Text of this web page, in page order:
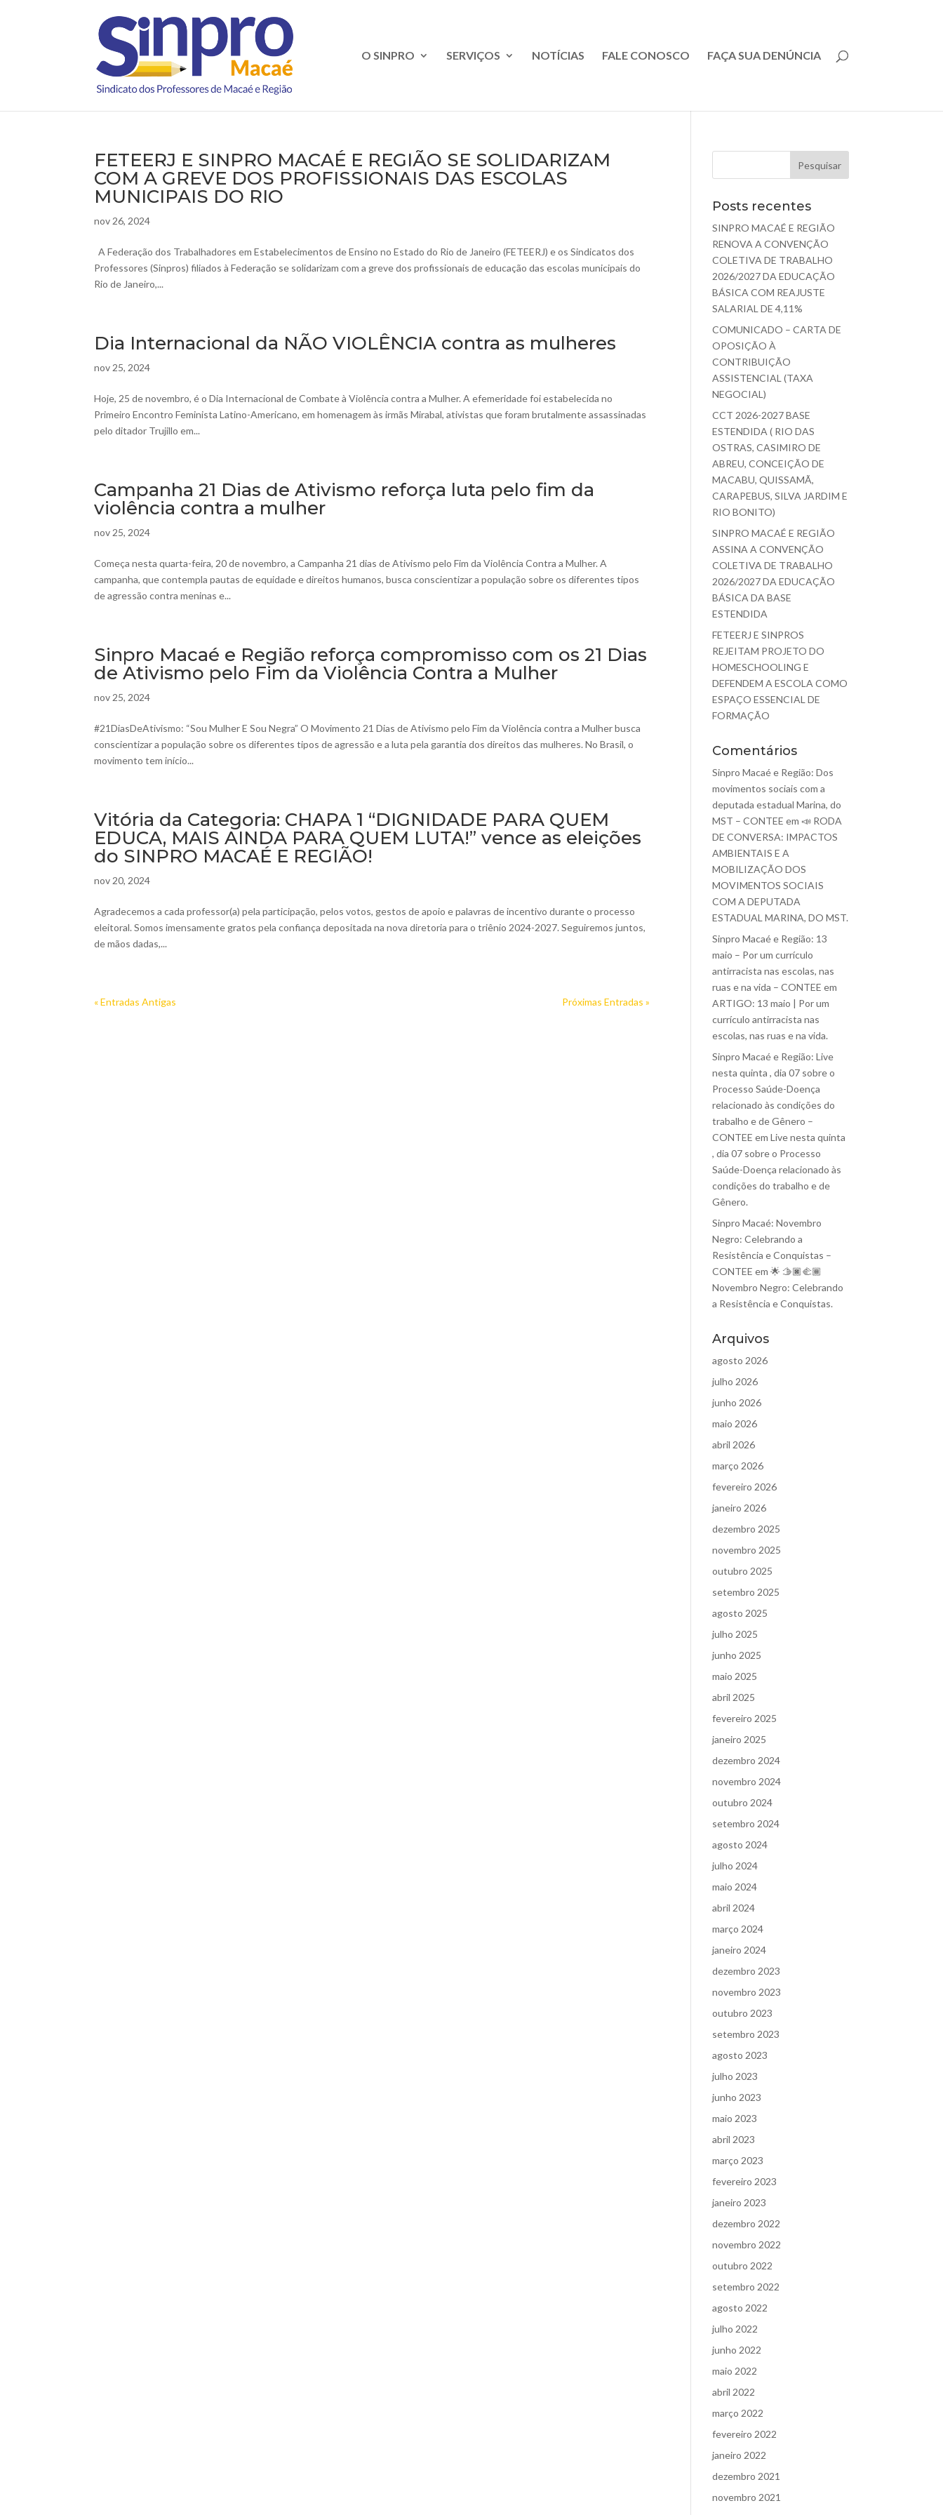
O SINPRO SERVIÇOS NOTÍCIAS FALE CONOSCO FAÇA SUA DENÚNCIA
FETEERJ E SINPRO MACAÉ E REGIÃO SE SOLIDARIZAM
COM A GREVE DOS PROFISSIONAIS DAS ESCOLAS
MUNICIPAIS DO RIO
nov 26, 2024
A Federação dos Trabalhadores em Estabelecimentos de Ensino no Estado do Rio de Janeiro (FETEERJ) e os Sindicatos dos
Professores (Sinpros) filiados à Federação se solidarizam com a greve dos profissionais de educação das escolas municipais do
Rio de Janeiro,...
Dia Internacional da NÃO VIOLÊNCIA contra as mulheres
nov 25, 2024
Hoje, 25 de novembro, é o Dia Internacional de Combate à Violência contra a Mulher. A efemeridade foi estabelecida no
Primeiro Encontro Feminista Latino-Americano, em homenagem às irmãs Mirabal, ativistas que foram brutalmente assassinadas
pelo ditador Trujillo em...
Campanha 21 Dias de Ativismo reforça luta pelo fim da
violência contra a mulher
nov 25, 2024
Começa nesta quarta-feira, 20 de novembro, a Campanha 21 dias de Ativismo pelo Fim da Violência Contra a Mulher. A
campanha, que contempla pautas de equidade e direitos humanos, busca conscientizar a população sobre os diferentes tipos
de agressão contra meninas e...
Sinpro Macaé e Região reforça compromisso com os 21 Dias
de Ativismo pelo Fim da Violência Contra a Mulher
nov 25, 2024
#21DiasDeAtivismo: “Sou Mulher E Sou Negra” O Movimento 21 Dias de Ativismo pelo Fim da Violência contra a Mulher busca
conscientizar a população sobre os diferentes tipos de agressão e a luta pela garantia dos direitos das mulheres. No Brasil, o
movimento tem início...
Vitória da Categoria: CHAPA 1 “DIGNIDADE PARA QUEM
EDUCA, MAIS AINDA PARA QUEM LUTA!” vence as eleições
do SINPRO MACAÉ E REGIÃO!
nov 20, 2024
Agradecemos a cada professor(a) pela participação, pelos votos, gestos de apoio e palavras de incentivo durante o processo
eleitoral. Somos imensamente gratos pela confiança depositada na nova diretoria para o triênio 2024-2027. Seguiremos juntos,
de mãos dadas,...
« Entradas Antigas Próximas Entradas »
Posts recentes
SINPRO MACAÉ E REGIÃO
RENOVA A CONVENÇÃO
COLETIVA DE TRABALHO
2026/2027 DA EDUCAÇÃO
BÁSICA COM REAJUSTE
SALARIAL DE 4,11%
COMUNICADO – CARTA DE
OPOSIÇÃO À
CONTRIBUIÇÃO
ASSISTENCIAL (TAXA
NEGOCIAL)
CCT 2026-2027 BASE
ESTENDIDA ( RIO DAS
OSTRAS, CASIMIRO DE
ABREU, CONCEIÇÃO DE
MACABU, QUISSAMÃ,
CARAPEBUS, SILVA JARDIM E
RIO BONITO)
SINPRO MACAÉ E REGIÃO
ASSINA A CONVENÇÃO
COLETIVA DE TRABALHO
2026/2027 DA EDUCAÇÃO
BÁSICA DA BASE
ESTENDIDA
FETEERJ E SINPROS
REJEITAM PROJETO DO
HOMESCHOOLING E
DEFENDEM A ESCOLA COMO
ESPAÇO ESSENCIAL DE
FORMAÇÃO
Comentários
Sinpro Macaé e Região: Dos
movimentos sociais com a
deputada estadual Marina, do
MST – CONTEE em 📣 RODA
DE CONVERSA: IMPACTOS
AMBIENTAIS E A
MOBILIZAÇÃO DOS
MOVIMENTOS SOCIAIS
COM A DEPUTADA
ESTADUAL MARINA, DO MST.
Sinpro Macaé e Região: 13
maio – Por um currículo
antirracista nas escolas, nas
ruas e na vida – CONTEE em
ARTIGO: 13 maio | Por um
currículo antirracista nas
escolas, nas ruas e na vida.
Sinpro Macaé e Região: Live
nesta quinta , dia 07 sobre o
Processo Saúde-Doença
relacionado às condições do
trabalho e de Gênero –
CONTEE emLive nesta quinta
, dia 07 sobre o Processo
Saúde-Doença relacionado às
condições do trabalho e de
Gênero.
Sinpro Macaé: Novembro
Negro: Celebrando a
Resistência e Conquistas –
CONTEE em🌟 🫱🏿‍🫲🏾
Novembro Negro: Celebrando
a Resistência e Conquistas.
Arquivos
agosto 2026
julho 2026
junho 2026
maio 2026
abril 2026
março 2026
fevereiro 2026
janeiro 2026
dezembro 2025
novembro 2025
outubro 2025
setembro 2025
agosto 2025
julho 2025
junho 2025
maio 2025
abril 2025
fevereiro 2025
janeiro 2025
dezembro 2024
novembro 2024
outubro 2024
setembro 2024
agosto 2024
julho 2024
maio 2024
abril 2024
março 2024
janeiro 2024
dezembro 2023
novembro 2023
outubro 2023
setembro 2023
agosto 2023
julho 2023
junho 2023
maio 2023
abril 2023
março 2023
fevereiro 2023
janeiro 2023
dezembro 2022
novembro 2022
outubro 2022
setembro 2022
agosto 2022
julho 2022
junho 2022
maio 2022
abril 2022
março 2022
fevereiro 2022
janeiro 2022
dezembro 2021
novembro 2021